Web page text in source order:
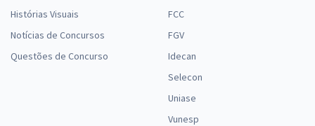
Histórias Visuais
Notícias de Concursos
Questões de Concurso
FCC
FGV
Idecan
Selecon
Uniase
Vunesp